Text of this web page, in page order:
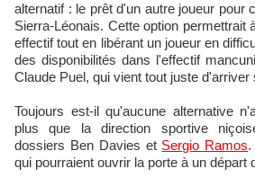
alternatif : le prêt d'un autre joueur pour
Sierra-Léonais. Cette option permettrait
effectif tout en libérant un joueur en
des disponibilités dans l'effectif
Claude Puel, qui vient tout juste d'arriver
Toujours est-il qu'aucune alternative
plus que la direction sportive
dossiers Ben Davies et Sergio Ramos.
qui pourraient ouvrir la porte à un départ